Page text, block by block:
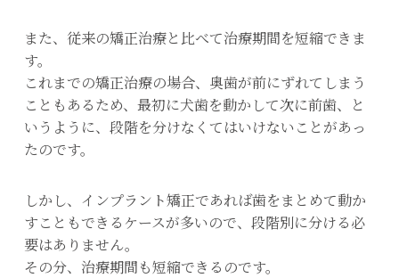
また、従来の矯正治療と比べて治療期間を短縮できま
す。
これまでの矯正治療の場合、奥歯が前にずれてしまう
こともあるため、最初に犬歯を動かして次に前歯、と
いうように、段階を分けなくてはいけないことがあっ
たのです。
しかし、インプラント矯正であれば歯をまとめて動か
すこともできるケースが多いので、段階別に分ける必
要はありません。
その分、治療期間も短縮できるのです。